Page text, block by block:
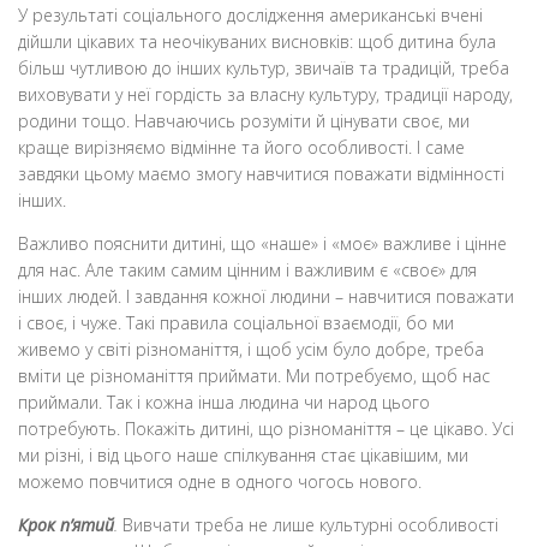
У результаті соціального дослідження американські вчені
дійшли цікавих та неочікуваних висновків: щоб дитина була
більш чутливою до інших культур, звичаїв та традицій, треба
виховувати у неї гордість за власну культуру, традиції народу,
родини тощо. Навчаючись розуміти й цінувати своє, ми
краще вирізняємо відмінне та його особливості. І саме
завдяки цьому маємо змогу навчитися поважати відмінності
інших.
Важливо пояснити дитині, що «наше» і «моє» важливе і цінне
для нас. Але таким самим цінним і важливим є «своє» для
інших людей. І завдання кожної людини – навчитися поважати
і своє, і чуже. Такі правила соціальної взаємодії, бо ми
живемо у світі різноманіття, і щоб усім було добре, треба
вміти це різноманіття приймати. Ми потребуємо, щоб нас
приймали. Так і кожна інша людина чи народ цього
потребують. Покажіть дитині, що різноманіття – це цікаво. Усі
ми різні, і від цього наше спілкування стає цікавішим, ми
можемо повчитися одне в одного чогось нового.
Крок п’ятий. Вивчати треба не лише культурні особливості